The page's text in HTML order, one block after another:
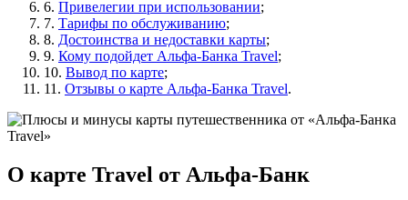
6. Привелегии при использовании;
7. Тарифы по обслуживанию;
8. Достоинства и недоставки карты;
9. Кому подойдет Альфа-Банка Travel;
10. Вывод по карте;
11. Отзывы о карте Альфа-Банка Travel.
О карте Travel от Альфа-Банк